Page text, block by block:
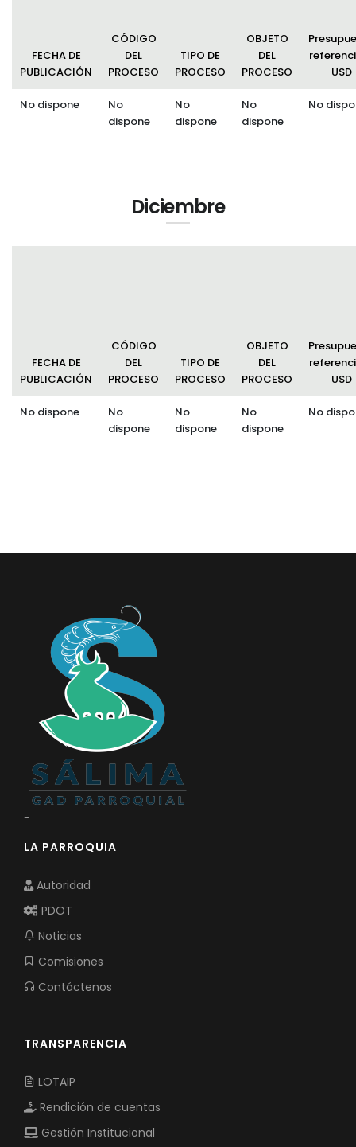
FECHA DE
PUBLICACIÓN
CÓDIGO
DEL
PROCESO
TIPO DE
PROCESO
OBJETO
DEL
PROCESO
USD
No dispone
No
dispone
No
dispone
No
dispone
No
Diciembre
FECHA DE
PUBLICACIÓN
CÓDIGO
DEL
PROCESO
TIPO DE
PROCESO
OBJETO
DEL
PROCESO
USD
No dispone
No
dispone
No
dispone
No
dispone
No
-
LA PARROQUIA
Autoridad
PDOT
Noticias
Comisiones
Contáctenos
TRANSPARENCIA
LOTAIP
Rendición de cuentas
Gestión Institucional